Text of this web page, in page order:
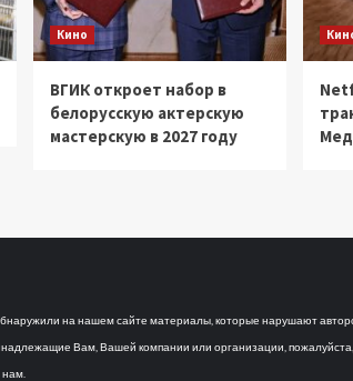
Кино
ВГИК откроет набор в
белорусскую актерскую
мастерскую в 2027 году
на нашем сайте материалы, которые нарушают
Вам, Вашей компании или организации, пожалуйста,